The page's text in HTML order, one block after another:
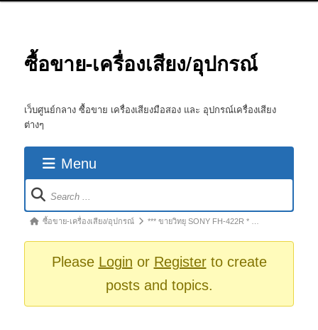
ซื้อขาย-เครื่องเสียง/อุปกรณ์
เว็บศูนย์กลาง ซื้อขาย เครื่องเสียงมือสอง และ อุปกรณ์เครื่องเสียง
ต่างๆ
Menu
Forum
Navigation
Forumซื้อขาย-เครื่องเสียง/อุปกรณ์ *** ขายวิทยุ SONY FH-422R * …
Please Login or Registerto create
posts and topics.